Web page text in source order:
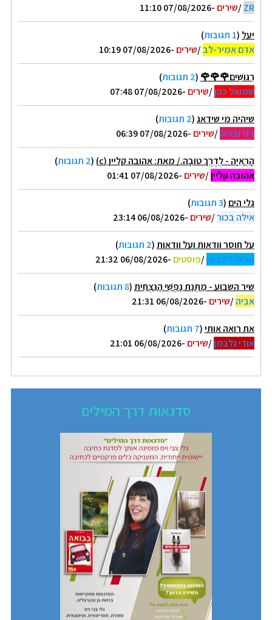
ZR
/שירים -07/08/2026 11:10
יעל (1 תגובות
)
אדם אמיר-לב/שירים -07/08/2026 10:19
רִגּוּשִׁים🌹🌹🌹 (2 תגובות
)
שמואל כהן/שירים -07/08/2026 07:48
שיהיה מי שידאג(2 תגובות
)
דני זכריה/שירים -07/08/2026 06:39
הָרְאִיָּה - לְדֶרֶךְ טוֹבָה./ מאת: אהובה קליין (c) (2 תגובות
)
אהובה קליין/שירים -07/08/2026 01:41
גלי הים (3 תגובות
)
אילה בכור/שירים -06/08/2026 23:14
על חוסר וודאות ועל וודאות(2 תגובות
)
נורית ליברמן/פוסטים -06/08/2026 21:32
שיר השבוע - מַתְּנַת נַפְשִׁי הַנִּצְחִית(8 תגובות
)
אביה/שירים -06/08/2026 21:31
את רואה אותי(7 תגובות
)
אודי גלבמן/שירים -06/08/2026 21:01
סדנאות דרך המילים